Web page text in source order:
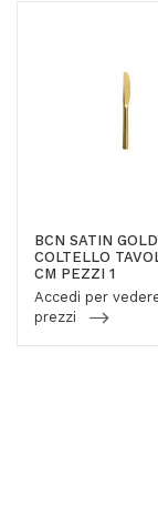
BCN SATIN
COLTELLO
CM PEZZI 1
Accedi per
prezzi